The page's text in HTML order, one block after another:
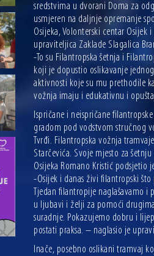
sredstvima u dvorani Doma za
usmjeren na daljnje opremanje
Osijeka, Volonterski centar
upraviteljica Zaklade Slagalica
-To su Filantropska šetnja i
koji je dopustio oslikavanje
aktivnosti koje su mu prethodile
vožnja imaju i edukativnu i
Ispričane i neispričane
gradom pod vodstvom stručnog
Tvrđi. Filantropska vožnja
Starčevića. Svoje mjesto za
Osijeka Romano Kristić podsjetio
-Osijek i danas živi filantropski
Tjedan filantropije naglašavamo i
u ljubavi i želji za pomoći
suradnje. Pokazujemo dobru i
postati praksa. – naglasio je
Inače, posebno oslikani tramvaj